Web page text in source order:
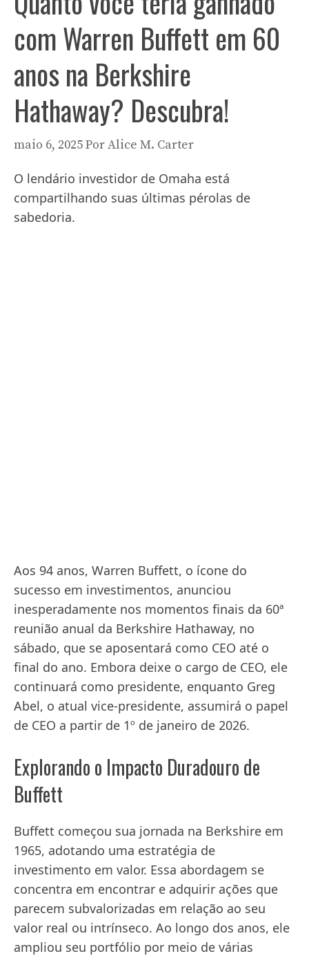
com Warren Buffett em 60
anos na Berkshire
Hathaway? Descubra!
maio 6, 2025PorAlice M. Carter
O lendário investidor de Omaha está
compartilhando suas últimas pérolas de
sabedoria.
Aos 94 anos, Warren Buffett, o ícone do
sucesso em investimentos, anunciou
inesperadamente nos momentos finais da 60ª
reunião anual da Berkshire Hathaway, no
sábado, que se aposentará como CEO até o
final do ano. Embora deixe o cargo de CEO, ele
continuará como presidente, enquanto Greg
Abel, o atual vice-presidente, assumirá o papel
de CEO a partir de 1º de janeiro de 2026.
Explorando o Impacto Duradouro de
Buffett
Buffett começou sua jornada na Berkshire em
1965, adotando uma estratégia de
investimento em valor. Essa abordagem se
concentra em encontrar e adquirir ações que
parecem subvalorizadas em relação ao seu
valor real ou intrínseco. Ao longo dos anos, ele
ampliou seu portfólio por meio de várias